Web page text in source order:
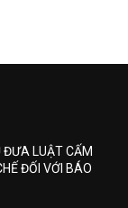
ĐƯA LUẬT CẤM
ĐỐI VỚI BÁO